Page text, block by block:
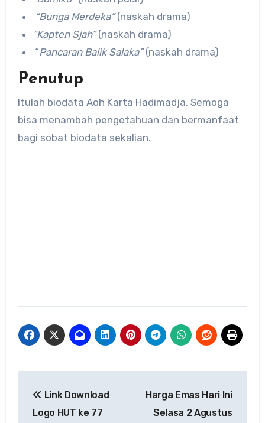
“Bunga Merdeka”(naskah drama)
“Kapten Sjah”(naskah drama)
“Pancaran Balik Salaka”(naskah drama)
Penutup
Itulah biodata Aoh Karta Hadimadja. Semoga
bisa menambah pengetahuan dan bermanfaat
bagi sobat biodata sekalian.
pos
Link Download
Logo HUT ke 77
Harga Emas Hari Ini
Selasa 2 Agustus